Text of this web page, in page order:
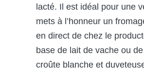
lacté. Il est idéal pour une
mets à l’honneur un
en direct de chez le
base de lait de vache ou
croûte blanche et